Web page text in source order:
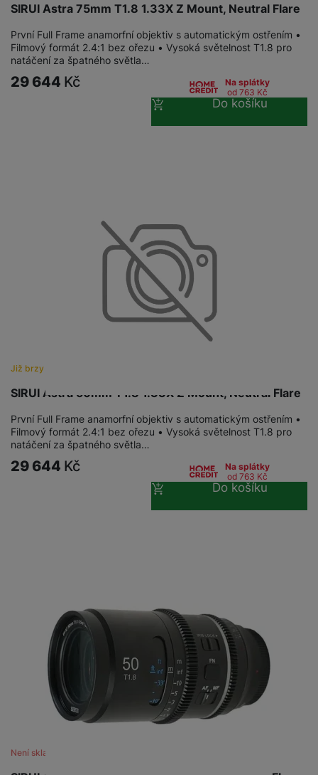
SIRUI Astra 75mm T1.8 1.33X Z Mount, Neutral Flare
První Full Frame anamorfní objektiv s automatickým ostřením •
Filmový formát 2.4:1 bez ořezu • Vysoká světelnost T1.8 pro
natáčení za špatného světla…
29 644 Kč
Na splátky
od 763 Kč
Do košíku
SIRUI Astra 50mm T1.8 1.33X Z Mount, Neutral Flare
Již brzy
První Full Frame anamorfní objektiv s automatickým ostřením •
Filmový formát 2.4:1 bez ořezu • Vysoká světelnost T1.8 pro
natáčení za špatného světla…
29 644 Kč
Na splátky
od 763 Kč
Do košíku
Není skladem